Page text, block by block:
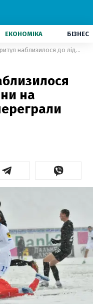
ЕКОНОМІКА БІЗНЕС
Динамо впритул наблизилося до лідерів УПЛ: кияни на засніженому полі переграли Зорю – відео
на